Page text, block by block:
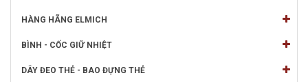
HÀNG HÃNG ELMICH
BÌNH - CỐC GIỮ NHIỆT
DÂY ĐEO THẺ - BAO ĐỰNG THẺ